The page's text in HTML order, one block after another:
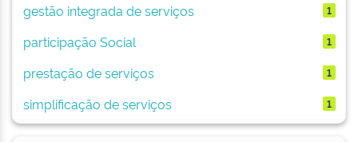
gestão integrada de serviços 1
participação Social 1
prestação de serviços 1
simplificação de serviços 1